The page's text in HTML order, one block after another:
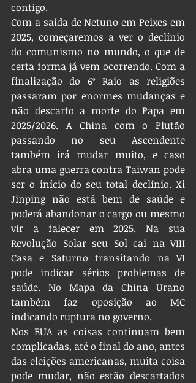
contigo.
Com a saída de Netuno em Peixes em
2025, começaremos a ver o declínio
do comunismo no mundo, o que de
certa forma já vem ocorrendo. Com a
finalização do 6º Raio as religiões
passaram por enormes mudanças e
não descarto a morte do Papa em
2025/2026. A China com o Plutão
passando no seu Ascendente
também irá mudar muito, e caso
abra uma guerra contra Taiwan pode
ser o início do seu total declínio. Xi
Jinping não está bem de saúde e
poderá abandonar o cargo ou mesmo
vir a falecer em 2025. Na sua
Revolução Solar seu Sol cai na VIII
Casa e Saturno transitando na VI
pode indicar sérios problemas de
saúde. No Mapa da China Urano
também faz oposição ao MC
indicando ruptura no governo.
Nos EUA as coisas continuam bem
complicadas, até o final do ano, antes
das eleições americanas, muita coisa
pode mudar, não estão descartados